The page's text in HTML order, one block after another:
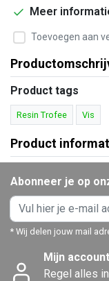
Meer
Toevoegen aan
Product tags
Resin Trofee Vis
Product
Abonneer je op
* Wij delen jouw mail
Mijn account
Regel alles